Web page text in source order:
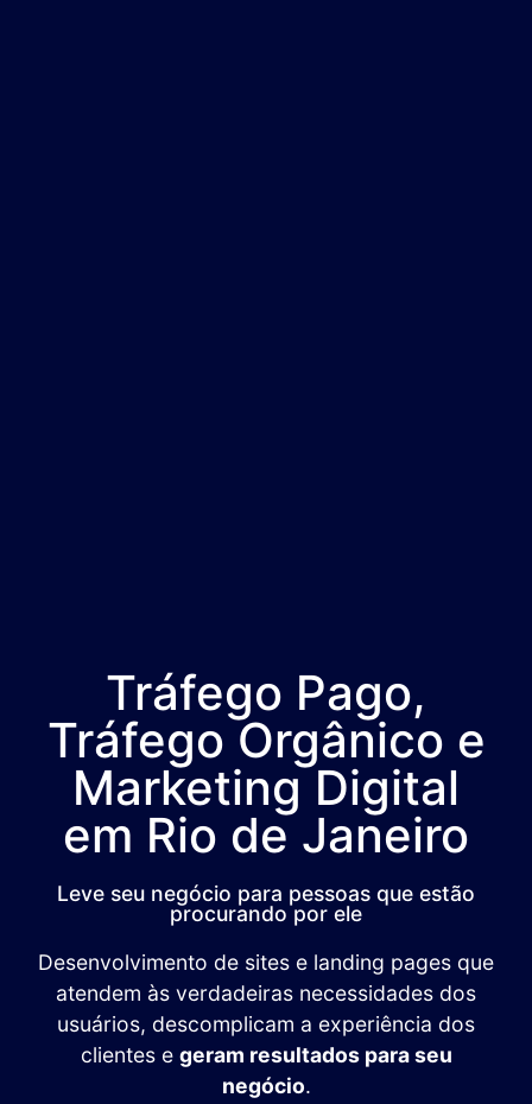
Tráfego Pago,
Tráfego Orgânico e
Marketing Digital
em Rio de Janeiro
Leve seu negócio para pessoas que estão
procurando por ele
Desenvolvimento de sites e landing pages que
atendem às verdadeiras necessidades dos
usuários, descomplicam a experiência dos
clientes e geram resultados para seu
negócio.